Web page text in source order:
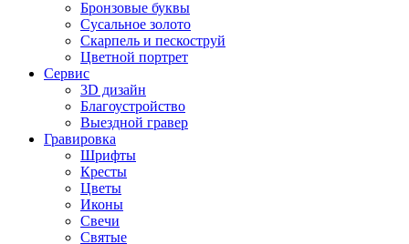
Бронзовые буквы
Сусальное золото
Скарпель и пескоструй
Цветной портрет
Сервис
3D дизайн
Благоустройство
Выездной гравер
Гравировка
Шрифты
Кресты
Цветы
Иконы
Свечи
Святые